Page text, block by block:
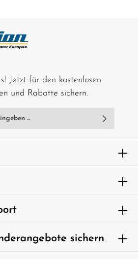
Jetzt für den kostenlosen
und Rabatte sichern.
zur Kenntnis
Sie die oben
ein*
sichern